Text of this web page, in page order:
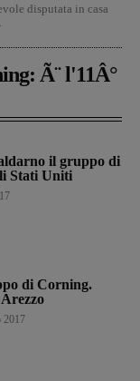
disputata in casa
Ã¨ l'11Â°
il gruppo di
Stati Uniti
di Corning.
2017